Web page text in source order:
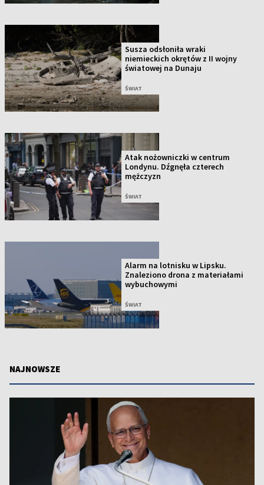
Susza odsłoniła wraki
niemieckich okrętów z II wojny
światowej na Dunaju
ŚWIAT
Atak nożowniczki w centrum
Londynu. Dźgnęła czterech
mężczyzn
ŚWIAT
Alarm na lotnisku w Lipsku.
Znaleziono drona z materiałami
wybuchowymi
ŚWIAT
NAJNOWSZE